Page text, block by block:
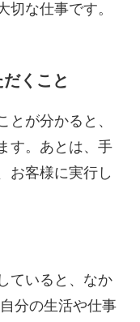
切な仕事です。
くこと
とが分かると、
す。あとは、手
お客様に実行し
ていると、なか
分の生活や仕事